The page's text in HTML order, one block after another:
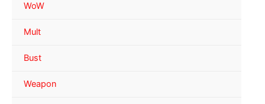
WoW
Mult
Bust
Weapon